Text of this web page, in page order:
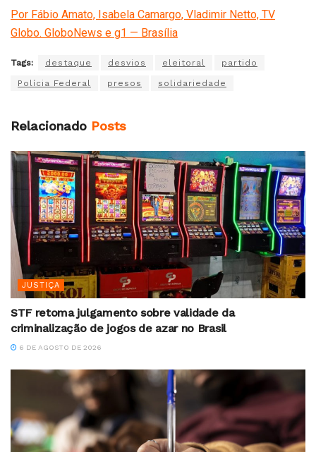
Por Fábio Amato, Isabela Camargo, Vladimir Netto, TV
Globo. GloboNews e g1 — Brasília
Tags: destaque desvios eleitoral partido
Polícia Federal presos solidariedade
Relacionado Posts
JUSTIÇA
STF retoma julgamento sobre validade da
criminalização de jogos de azar no Brasil
6 DE AGOSTO DE 2026